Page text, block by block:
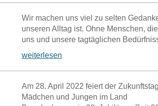
Wir machen uns viel zu selten
unseren Alltag ist. Ohne Menschen,
uns und unsere tagtäglichen
weiterlesen
Am 28. April 2022 feiert der
Mädchen und Jungen im Land